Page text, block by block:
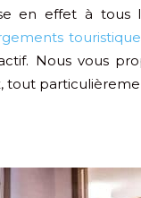
en effet à tous
Nous vous
tout